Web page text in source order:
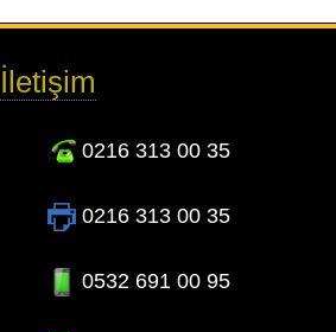
İletişim
0216 313 00 35
0216 313 00 35
0532 691 00 95